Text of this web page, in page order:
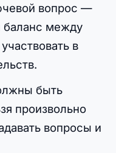
вопрос —
баланс между
в
быть
произвольно
вопросы и